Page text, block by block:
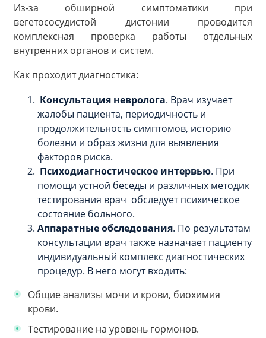
Из-за обширной симптоматики при
вегетососудистой дистонии проводится
комплексная проверка работы отдельных
внутренних органов и систем.
Как проходит диагностика:
Консультация невролога. Врач изучает
жалобы пациента, периодичность и
продолжительность симптомов, историю
болезни и образ жизни для выявления
факторов риска.
Психодиагностическое интервью. При
помощи устной беседы и различных методик
тестирования врач обследует психическое
состояние больного.
Аппаратные обследования. По результатам
консультации врач также назначает пациенту
индивидуальный комплекс диагностических
процедур. В него могут входить:
Общие анализы мочи и крови, биохимия
крови.
Тестирование на уровень гормонов.